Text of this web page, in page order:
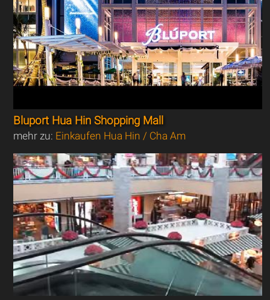
Bluport Hua Hin Shopping Mall
mehr zu: Einkaufen Hua Hin / Cha Am